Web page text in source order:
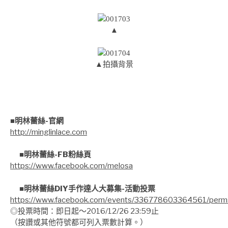
▲
▲拍攝背景
■明林蕾絲-官網
http://minglinlace.com
■明林蕾絲-FB粉絲頁
https://www.facebook.com/melosa
■明林蕾絲DIY手作達人大募集-活動投票
https://www.facebook.com/events/336778603364561/
◎投票時間：即日起～2016/12/26 23:59止
（按讚或其他符號都可列入票數計算。）